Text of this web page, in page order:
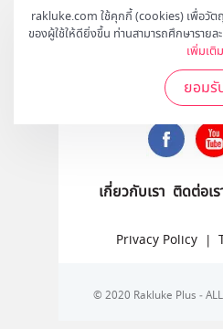
rakluke.com ใช้คุกกี้ (cookies) เพื่อวั
ของผู้ใช้ให้ดียิ่งขึ้น ท่านสามารถศึกษารายล
เพิ่มเติม
ยอมรั
ติดตามเ
เกี่ยวกับเรา ติดต่อเร
Privacy Policy |
© 2020 Rakluke Plus - ALL